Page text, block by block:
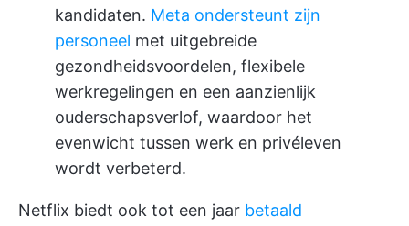
kandidaten. Meta ondersteunt zijn
personeel met uitgebreide
gezondheidsvoordelen, flexibele
werkregelingen en een aanzienlijk
ouderschapsverlof, waardoor het
evenwicht tussen werk en privéleven
wordt verbeterd.
Netflix biedt ook tot een jaar betaald